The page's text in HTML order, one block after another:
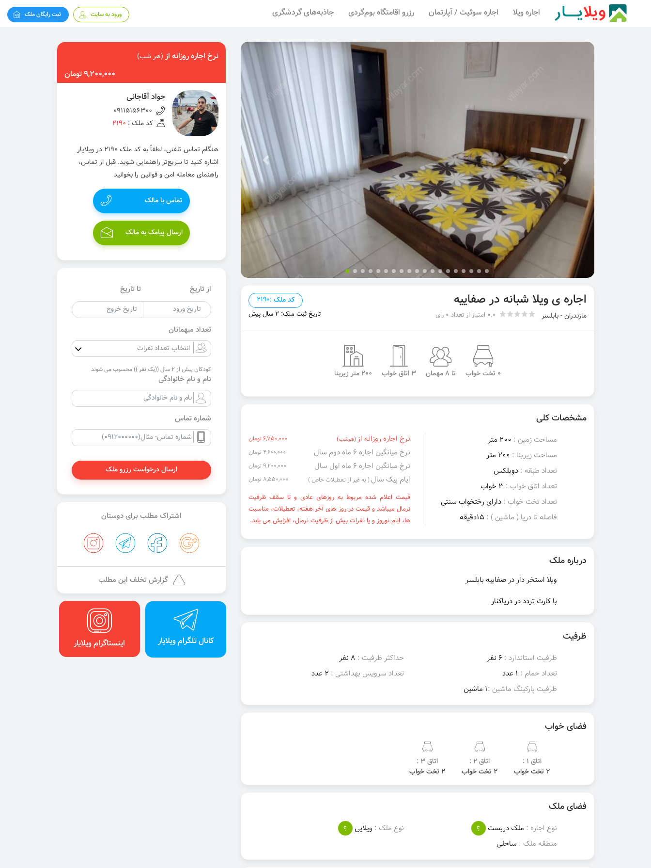
اجاره ویلا اجاره سوئیت / آپارتمان رزرو اقامتگاه بوم‌گردی جاذبه‌های گردشگری ورود به سایت ثبت رایگان ملک
اجاره ی ویلا شبانه در صفاییه کد ملک :2190
مازندران - بابلسر 0.0 امتیاز از تعداد 0 رای تاریخ ثبت ملک: 2 سال پیش
0 تخت خواب تا 8 مهمان 3 اتاق خواب 200 متر زیربنا
مشخصات کلی
مساحت زمین : 200 متر
مساحت زیربنا : 200 متر
تعداد طبقه : دوبلکس
تعداد اتاق خواب : 3 خواب
تعداد تخت خواب : دارای رختخواب سنتی
فاصله تا دریا ( ماشین ) : 15دقیقه
نرخ اجاره روزانه از(هرشب) 6,750,000 تومان
نرخ میانگین اجاره ۶ ماه دوم سال 4,600,000 تومان
نرخ میانگین اجاره ۶ ماه اول سال 9,200,000 تومان
ایام پیک سال ( به غیر از تعطیلات خاص ) 8,550,000 تومان
قیمت اعلام شده مربوط به روزهای عادی و تا سقف ظرفیت
نرمال میباشد و قیمت در روز های آخر هفته، تعطیلات، مناسبت
ها، ایام نوروز و یا نفرات بیش از ظرفیت نرمال، افزایش می یابد.
درباره ملک
ویلا استخر دار در صفاییه بابلسر
با کارت تردد در دریاکنار
ظرفیت
ظرفیت استاندارد : 6 نفر حداکثر ظرفیت : 8 نفر
تعداد حمام : 1 عدد تعداد سرویس بهداشتی : 2 عدد
ظرفیت پارکینگ ماشین :1 ماشین
فضای خواب
اتاق 1 :
2 تخت خواب
اتاق 2 :
2 تخت خواب
اتاق 3 :
2 تخت خواب
فضای ملک
نوع اجاره : ملک دربست ؟ نوع ملک : ویلایی
؟
منطقه ملک : ساحلی
نرخ اجاره روزانه از(هر شب)
9,200,000 تومان
جواد آقاجانی
09115156300
کد ملک : 2190
هنگام تماس تلفنی، لطفاً به کد ملک 2190 در ویلایار
اشاره کنید تا سریع‌تر راهنمایی شوید. قبل از تماس،
راهنمای معامله امن و قوانین را بخوانید
تماس با مالک
ارسال پیامک به مالک
از تاریخ تا تاریخ
تعداد میهمانان
کودکان بیش از 2 سال ((یک نفر )) محسوب می شوند
نام و نام خانوادگی
شماره تماس
ارسال درخواست رزرو ملک
اشتراک مطلب برای دوستان
گزارش تخلف این مطلب
کانال تلگرام ویلایار اینستاگرام ویلایار